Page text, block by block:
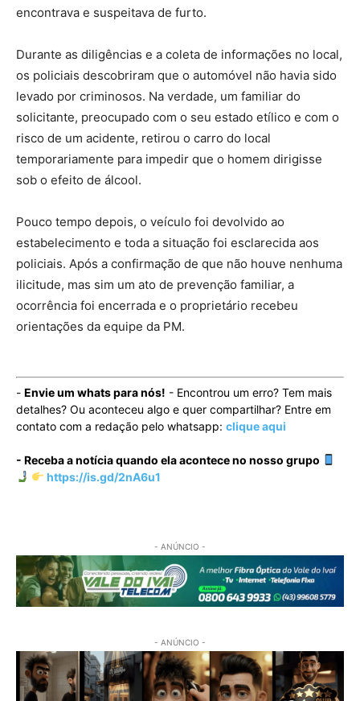
encontrava e suspeitava de furto.
Durante as diligências e a coleta de informações no local,
os policiais descobriram que o automóvel não havia sido
levado por criminosos. Na verdade, um familiar do
solicitante, preocupado com o seu estado etílico e com o
risco de um acidente, retirou o carro do local
temporariamente para impedir que o homem dirigisse
sob o efeito de álcool.
Pouco tempo depois, o veículo foi devolvido ao
estabelecimento e toda a situação foi esclarecida aos
policiais. Após a confirmação de que não houve nenhuma
ilicitude, mas sim um ato de prevenção familiar, a
ocorrência foi encerrada e o proprietário recebeu
orientações da equipe da PM.
- Envie um whats para nós! - Encontrou um erro? Tem mais
detalhes? Ou aconteceu algo e quer compartilhar? Entre em
contato com a redação pelo whatsapp: clique aqui
- Receba a notícia quando ela acontece no nosso grupo
https://is.gd/2nA6u1
- ANÚNCIO -
- ANÚNCIO -